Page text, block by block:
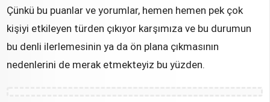
Çünkü bu puanlar ve yorumlar, hemen hemen pek çok
kişiyi etkileyen türden çıkıyor karşımıza ve bu durumun
bu denli ilerlemesinin ya da ön plana çıkmasının
nedenlerini de merak etmekteyiz bu yüzden.